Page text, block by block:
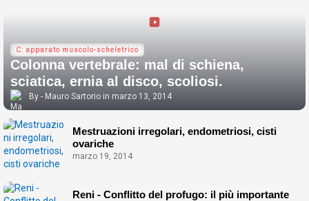
C: apparato muscolo-scheletrico
Colonna vertebrale: mal di schiena,
sciatica, ernia al disco, scoliosi.
Mauro Sartorio marzo 13, 2014
Mestruazioni irregolari, endometriosi, cisti
ovariche
marzo 19, 2014
Reni - Conflitto del profugo: il più importante